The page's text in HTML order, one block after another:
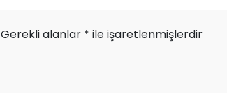
Gerekli alanlar * ile işaretlenmişlerdir